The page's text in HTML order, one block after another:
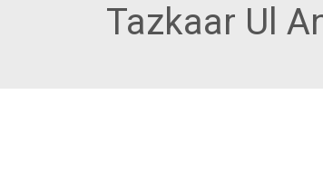
Tazkaar Ul